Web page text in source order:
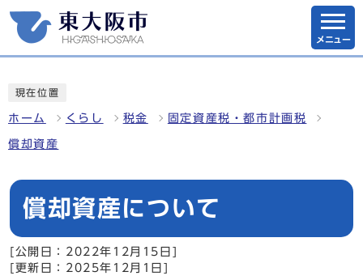
メニュー
現在位置
ホーム くらし 税金 固定資産税・都市計画税
償却資産
償却資産について
[公開日：2022年12月15日]
[更新日：2025年12月1日]